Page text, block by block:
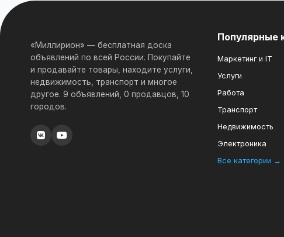
«Миллирион» — бесплатная доска
объявлений по всей России. Покупайте
и продавайте товары, находите услуги,
недвижимость, транспорт и многое
другое. 9 объявлений, 0 продавцов, 10
городов.
Популярные
Маркетинг и IT
Услуги
Работа
Транспорт
Недвижимость
Электроника
Все категории →